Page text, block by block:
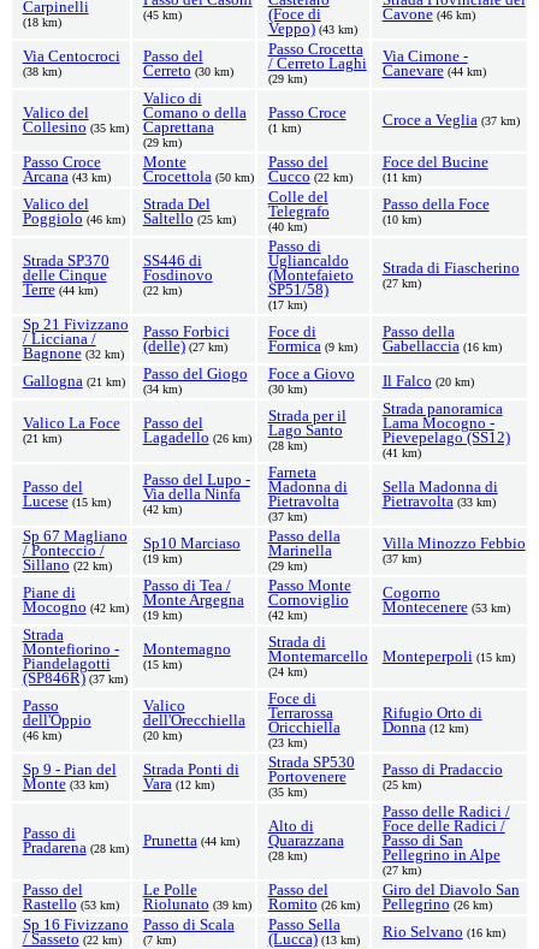
Carpinelli
(18 km)
(45 km)
(Foce di
Veppo) (43 km)
Cavone (46 km)
Via Centocroci
(38 km)
Passo del
Cerreto (30 km)
Passo Crocetta
/ Cerreto Laghi
(29 km)
Via Cimone -
Canevare (44 km)
Valico del
Collesino (35 km)
Valico di
Comano o della
Caprettana
(29 km)
Passo Croce
(1 km) Croce a Veglia (37 km)
Passo Croce
Arcana (43 km)
Monte
Crocettola (50 km)
Passo del
Cucco (22 km)
Foce del Bucine
(11 km)
Valico del
Poggiolo (46 km)
Strada Del
Saltello (25 km)
Colle del
Telegrafo
(40 km)
Passo della Foce
(10 km)
Strada SP370
delle Cinque
Terre (44 km)
SS446 di
Fosdinovo
(22 km)
Passo di
Ugliancaldo
(Montefaieto
SP51/58)
(17 km)
Strada di Fiascherino
(27 km)
Sp 21 Fivizzano
/ Licciana /
Bagnone (32 km)
Passo Forbici
(delle) (27 km)
Foce di
Formica (9 km)
Passo della
Gabellaccia (16 km)
Gallogna (21 km) Passo del Giogo
(34 km)
Foce a Giovo
(30 km) Il Falco (20 km)
Valico La Foce
(21 km)
Passo del
Lagadello (26 km)
Strada per il
Lago Santo
(28 km)
Strada panoramica
Lama Mocogno -
Pievepelago (SS12)
(41 km)
Passo del
Lucese (15 km)
Passo del Lupo -
Via della Ninfa
(42 km)
Farneta
Madonna di
Pietravolta
(37 km)
Sella Madonna di
Pietravolta (33 km)
Sp 67 Magliano
/ Ponteccio /
Sillano (22 km)
Sp10 Marciaso
(19 km)
Passo della
Marinella
(29 km)
Villa Minozzo Febbio
(37 km)
Piane di
Mocogno (42 km)
Passo di Tea /
Monte Argegna
(19 km)
Passo Monte
Cornoviglio
(42 km)
Cogorno
Montecenere (53 km)
Strada
Montefiorino -
Piandelagotti
(SP846R) (37 km)
Montemagno
(15 km)
Strada di
Montemarcello
(24 km)
Monteperpoli (15 km)
Passo
dell'Oppio
(46 km)
Valico
dell'Orecchiella
(20 km)
Foce di
Terrarossa
Oricchiella
(23 km)
Rifugio Orto di
Donna (12 km)
Sp 9 - Pian del
Monte (33 km)
Strada Ponti di
Vara (12 km)
Strada SP530
Portovenere
(35 km)
Passo di Pradaccio
(25 km)
Passo di
Pradarena (28 km) Prunetta (44 km)
Alto di
Quarazzana
(28 km)
Passo delle Radici /
Foce delle Radici /
Passo di San
Pellegrino in Alpe
(27 km)
Passo del
Rastello (53 km)
Le Polle
Riolunato (39 km)
Passo del
Romito (26 km)
Giro del Diavolo San
Pellegrino (26 km)
Sp 16 Fivizzano
/ Sasseto (22 km)
Passo di Scala
(7 km)
Passo Sella
(Lucca) (13 km) Rio Selvano (16 km)